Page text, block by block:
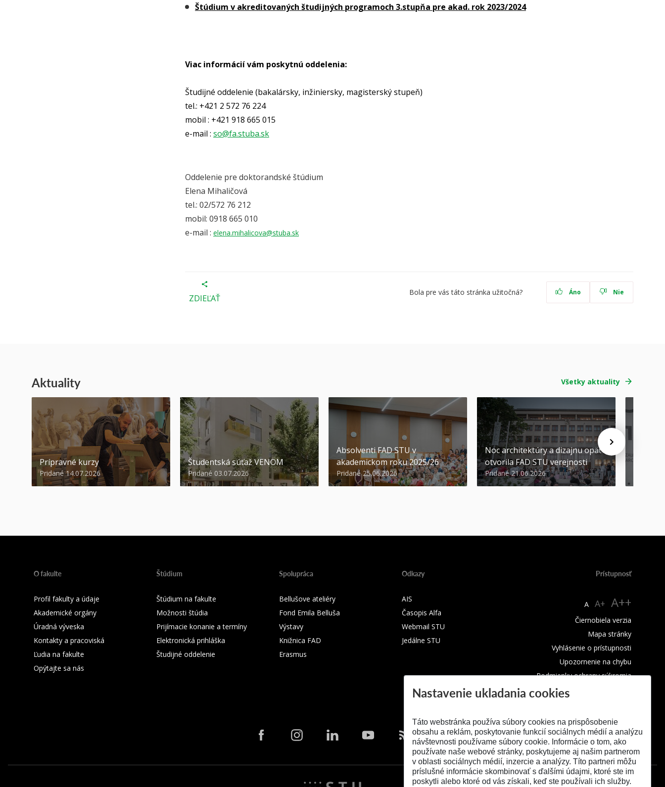
Štúdium v akreditovaných študijných programoch 3.stupňa pre akad. rok 2023/2024
Viac informácií vám poskytnú oddelenia:
Študijné oddelenie (bakalársky, inžiniersky, magisterský stupeň)
tel.: +421 2 572 76 224
mobil : +421 918 665 015
e-mail : so@fa.stuba.sk
Oddelenie pre doktorandské štúdium
Elena Mihaličová
tel.: 02/572 76 212
mobil: 0918 665 010
e-mail : elena.mihalicova@stuba.sk
ZDIEĽAŤ
Bola pre vás táto stránka užitočná? Áno Nie
Aktuality Všetky aktuality
Prípravné kurzy
Pridané 14.07.2026
Študentská súťaž VENOM
Pridané 03.07.2026
Absolventi FAD STU v
akademickom roku 2025/26
Pridané 25.06.2026
Noc architektúry a dizajnu opäť
otvorila FAD STU verejnosti
Pridané 21.06.2026
O fakulte
Profil fakulty a údaje
Akademické orgány
Úradná výveska
Kontakty a pracoviská
Ľudia na fakulte
Opýtajte sa nás
Štúdium
Štúdium na fakulte
Možnosti štúdia
Prijímacie konanie a termíny
Elektronická prihláška
Študijné oddelenie
Spolupráca
Bellušove ateliéry
Fond Emila Belluša
Výstavy
Knižnica FAD
Erasmus
Odkazy
AIS
Časopis Alfa
Webmail STU
Jedálne STU
Prístupnosť
A A+ A++
Čiernobiela verzia
Mapa stránky
Vyhlásenie o prístupnosti
Upozornenie na chybu
Podmienky ochrany súkromia
Nastavenie ukladania cookies
Táto webstránka používa súbory cookies na prispôsobenie
obsahu a reklám, poskytovanie funkcií sociálnych médií a analýzu
návštevnosti používame súbory cookie. Informácie o tom, ako
používate naše webové stránky, poskytujeme aj našim partnerom
v oblasti sociálnych médií, inzercie a analýzy. Títo partneri môžu
príslušné informácie skombinovať s ďalšími údajmi, ktoré ste im
poskytli alebo ktoré od vás získali, keď ste používali ich služby.